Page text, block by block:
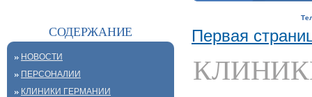
СОДЕРЖАНИЕ
НОВОСТИ
ПЕРСОНАЛИИ
КЛИНИКИ ГЕРМАНИИ
Первая